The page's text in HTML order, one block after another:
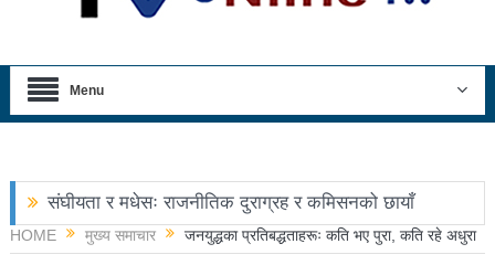
Menu
संघीयता र मधेसः राजनीतिक दुराग्रह र कमिसनको छायाँ
छोराले फलामको पाइपले हान्दा बाबुको मृत्यु
HOME मुख्य समाचार जनयुद्धका प्रतिबद्धताहरूः कति भए पुरा, कति रहे अधुरा